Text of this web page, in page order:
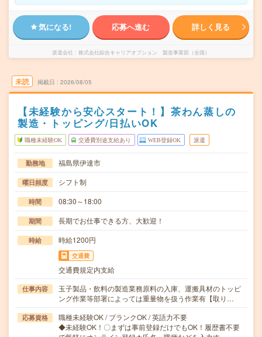
気になる! 応募へ進む 詳しく見る
派遣会社 株式会社綜合キャリアオプション 製造事業部（全国）
未読 掲載日 2026/08/05
【未経験から安心スタート！】茶わん蒸しの
製造・トッピング/日払いOK
職種未経験OK 交通費別途支給あり WEB登録OK 派遣
勤務地 福島県伊達市
曜日頻度 シフト制
時間 08:30～18:00
期間 長期でお仕事できる方、大歓迎！
時給 時給1200円
交通費
交通費規定内支給
仕事内容
玉子製品・飲料の製造業務原料の入庫、運搬具材のトッピ
ング作業等部署によっては重量物を扱う作業有【取り…
応募資格
職種未経験OK / ブランクOK / 英語力不要
◆未経験OK！〇まずは事前登録だけでもOK！履歴書不要